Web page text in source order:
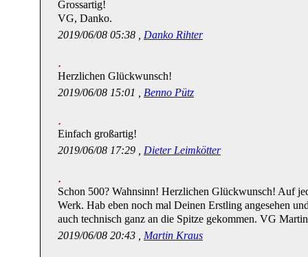
Grossartig!
VG, Danko.
2019/06/08 05:38 , Danko Rihter
Herzlichen Glückwunsch!
2019/06/08 15:01 , Benno Pütz
Einfach großartig!
2019/06/08 17:29 , Dieter Leimkötter
Schon 500? Wahnsinn! Herzlichen Glückwunsch! Auf
Werk. Hab eben noch mal Deinen Erstling angesehen
auch technisch ganz an die Spitze gekommen. VG Martin
2019/06/08 20:43 , Martin Kraus